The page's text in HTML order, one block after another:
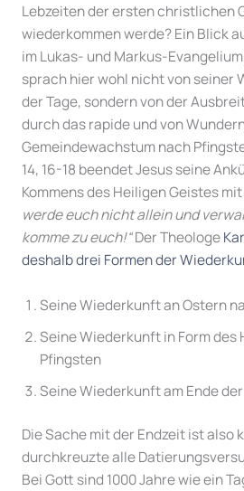
Lebzeiten der ersten christlichen
wiederkommen werde? Ein Blick
im Lukas- und Markus-Evangelium
sprach hier wohl nicht von seiner
der Tage, sondern von der
durch das rapide und von
Gemeindewachstum nach
14, 16-18 beendet Jesus seine
Kommens des Heiligen Geistes
werde euch nicht allein und
komme zu euch!“Der Theologe
deshalb drei Formen der
Seine Wiederkunft an Ostern
Seine Wiederkunft in Form des
Pfingsten
Seine Wiederkunft am Ende
Die Sache mit der Endzeit ist also
durchkreuzte alle
Bei Gott sind 1000 Jahre wie ein